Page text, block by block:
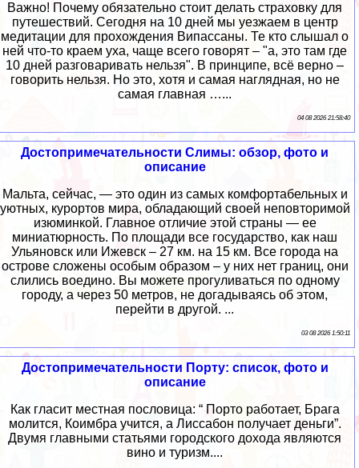
Важно! Почему обязательно стоит делать страховку для
путешествий. Сегодня на 10 дней мы уезжаем в центр
медитации для прохождения Випассаны. Те кто слышал о
ней что-то краем уха, чаще всего говорят – "а, это там где
10 дней разговаривать нельзя". В принципе, всё верно –
говорить нельзя. Но это, хотя и самая наглядная, но не
самая главная …...
04 08 2026 21:58:40
Достопримечательности Слимы: обзор, фото и
описание
Мальта, сейчас, — это один из самых комфортабельных и
уютных, курортов мира, обладающий своей неповторимой
изюминкой. Главное отличие этой страны — ее
миниатюрность. По площади все государство, как наш
Ульяновск или Ижевск – 27 км. на 15 км. Все города на
острове сложены особым образом – у них нет границ, они
слились воедино. Вы можете прогуливаться по одному
городу, а через 50 метров, не догадываясь об этом,
перейти в другой. ...
03 08 2026 1:50:11
Достопримечательности Порту: список, фото и
описание
Как гласит местная пословица: “ Порто работает, Брага
молится, Коимбра учится, а Лиссабон получает деньги”.
Двумя главными статьями городского дохода являются
вино и туризм....